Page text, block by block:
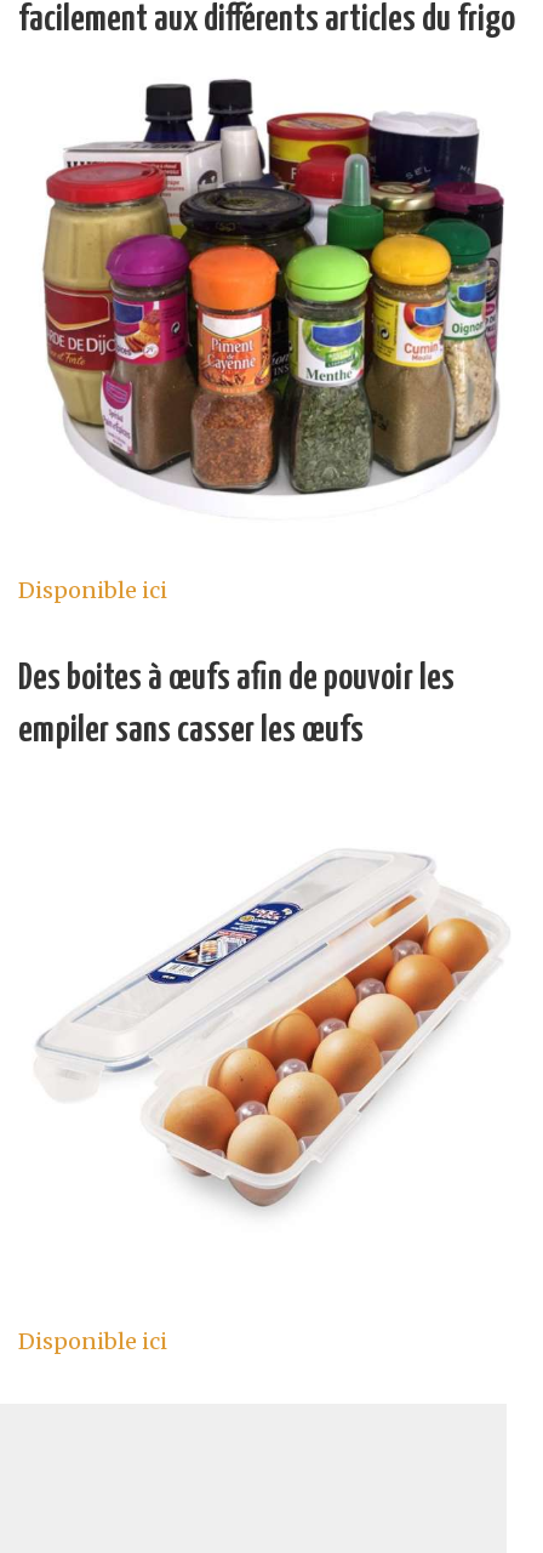
facilement aux différents articles du frigo
Disponible ici
Des boites à œufs afin de pouvoir les
empiler sans casser les œufs
Disponible ici